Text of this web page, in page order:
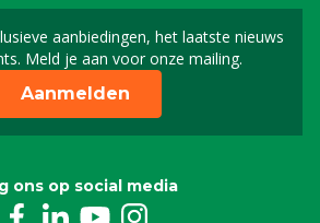
aanbiedingen, het laatste nieuws
Meld je aan voor onze mailing.
Schrijf je in voor onze
Aanmelden
ons op social media